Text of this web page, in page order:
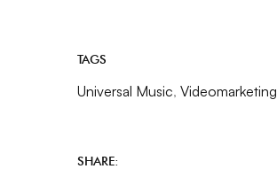
TAGS
Universal Music, Videomarketing
SHARE: